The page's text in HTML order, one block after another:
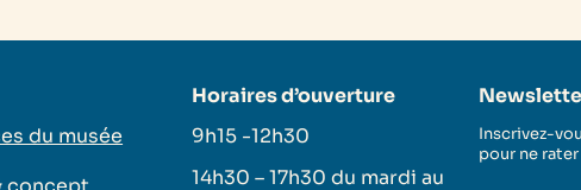
du musée
Horaires d’ouverture
9h15 -12h30
14h30 – 17h30 du mardi au
Inscrivez-
pour ne